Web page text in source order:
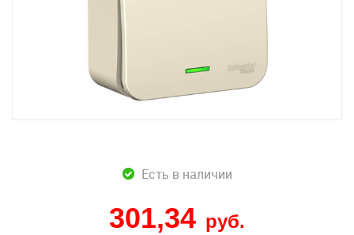
Есть в наличии
301,34 руб.